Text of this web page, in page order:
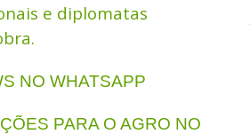
e diplomatas
NO WHATSAPP
PARA O AGRO NO